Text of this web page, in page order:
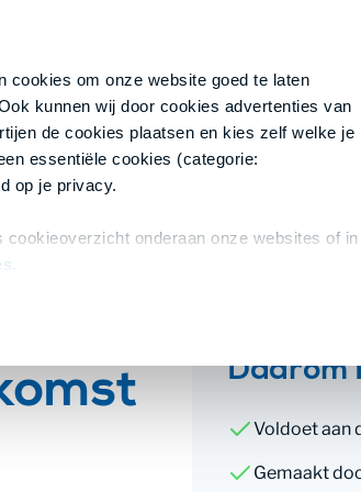
cookies om onze website goed te laten
kunnen wij door cookies advertenties van
de cookies plaatsen en kies zelf welke je
essentiële cookies (categorie:
op je privacy.
onderaan onze websites of in
Daarom
Voldoet aan
Gemaakt